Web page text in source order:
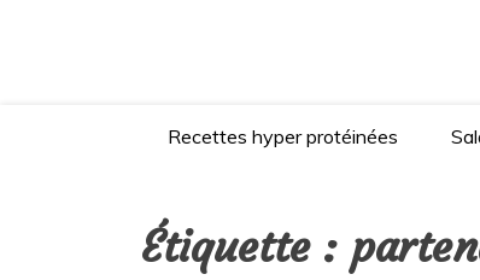
Recettes hyper protéinées
Étiquette :